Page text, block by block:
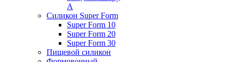
А
Силикон Super Form
Super Form 10
Super Form 20
Super Form 30
Пищевой силикон